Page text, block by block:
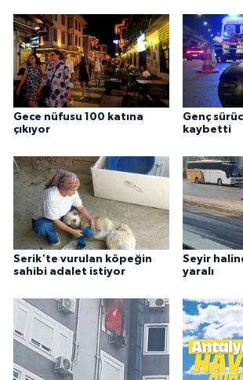
Gece nüfusu 100 katına
çıkıyor
Genç
kaybetti
Serik'te vurulan köpeğin
sahibi adalet istiyor
Seyir
yaralı